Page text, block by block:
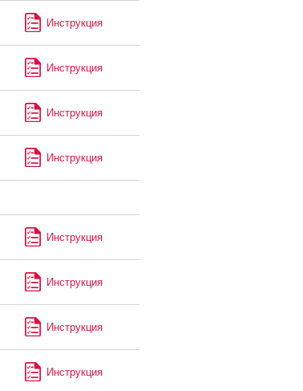
Инструкция
Инструкция
Инструкция
Инструкция
Инструкция
Инструкция
Инструкция
Инструкция